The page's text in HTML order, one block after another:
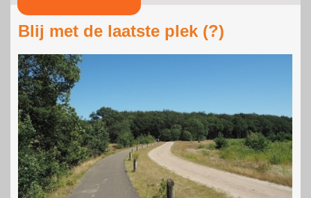
Blij met de laatste plek (?)